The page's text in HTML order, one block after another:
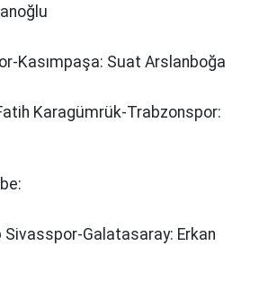
Kasımpaşa: Suat Arslanboğa
Karagümrük-Trabzonspor:
Sivasspor-Galatasaray: Erkan